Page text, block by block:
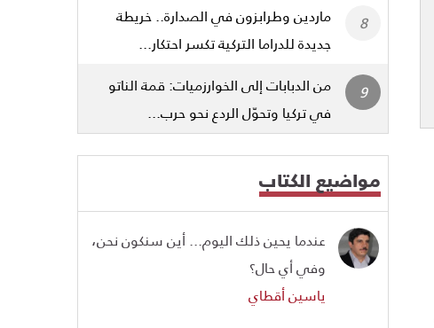
ماردين وطرابزون في الصدارة.. خريطة
جديدة للدراما التركية تكسر احتكار...
من الدبابات إلى الخوارزميات: قمة الناتو
في تركيا وتحوّل الردع نحو حرب...
مواضيع الكتاب
عندما يحين ذلك اليوم... أين سنكون نحن،
وفي أي حال؟
ياسين أقطاي